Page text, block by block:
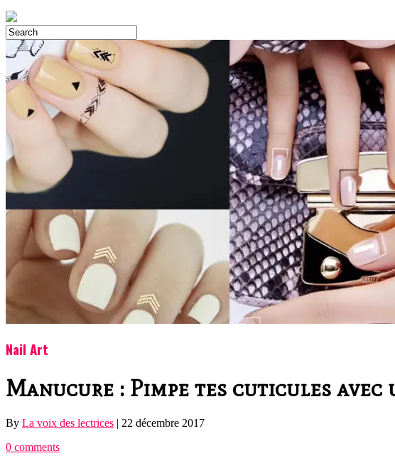
Nail Art
Manucure : Pimpe tes cuticules avec
By La voix des lectrices | 22 décembre 2017
0 comments